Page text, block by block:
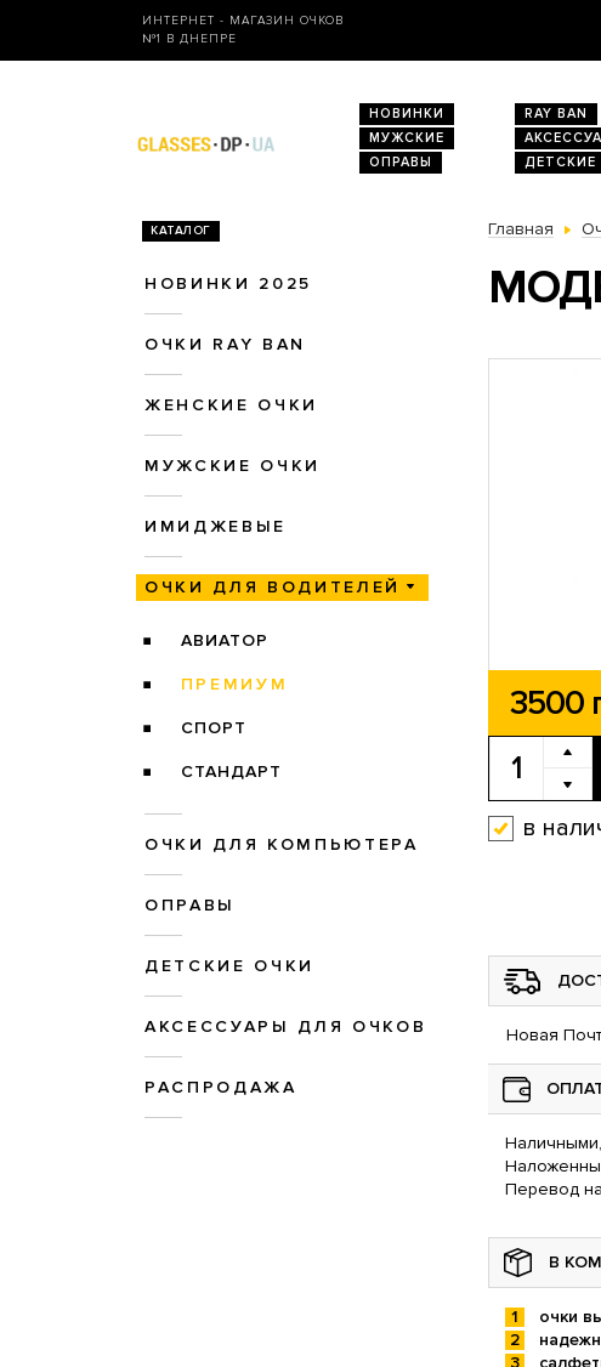
ИНТЕРНЕТ - МАГАЗИН ОЧКОВ
№1 В ДНЕПРЕ
НОВИНКИ RAY BAN
МУЖСКИЕ
ОПРАВЫ
ДЕТСКИЕ
КАТАЛОГ
НОВИНКИ 2025
ОЧКИ RAY BAN
ЖЕНСКИЕ ОЧКИ
МУЖСКИЕ ОЧКИ
ИМИДЖЕВЫЕ
ОЧКИ ДЛЯ ВОДИТЕЛЕЙ
АВИАТОР
ПРЕМИУМ
СПОРТ
СТАНДАРТ
ОЧКИ ДЛЯ КОМПЬЮТЕРА
ОПРАВЫ
ДЕТСКИЕ ОЧКИ
АКСЕССУАРЫ ДЛЯ ОЧКОВ
РАСПРОДАЖА
Главная
3500
в
Новая
Наличными,
Перевод
В
очки